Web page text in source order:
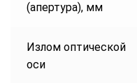
(апертура), мм
Излом оптической
оси